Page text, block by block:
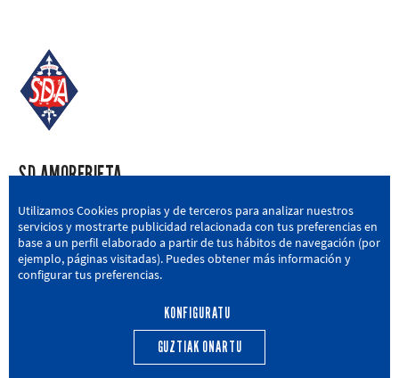
SD AMOREBIETA
San Miguel Kalea, 16, 48340 Amorebieta, Bizkaia
946 604 751 | sda@sdamorebieta.eus
EGUTEGIA
Utilizamos Cookies propias y de terceros para analizar nuestros
servicios y mostrarte publicidad relacionada con tus preferencias en
base a un perfil elaborado a partir de tus hábitos de navegación (por
ejemplo, páginas visitadas). Puedes obtener más información y
configurar tus preferencias.
KONFIGURATU
GUZTIAK ONARTU